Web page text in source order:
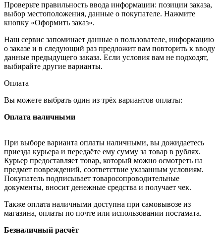
Проверьте правильность ввода информации: позиции заказа,
выбор местоположения, данные о покупателе. Нажмите
кнопку «Оформить заказ».
Наш сервис запоминает данные о пользователе, информацию
о заказе и в следующий раз предложит вам повторить к вводу
данные предыдущего заказа. Если условия вам не подходят,
выбирайте другие варианты.
Оплата
Вы можете выбрать один из трёх вариантов оплаты:
Оплата наличными
При выборе варианта оплаты наличными, вы дожидаетесь
приезда курьера и передаёте ему сумму за товар в рублях.
Курьер предоставляет товар, который можно осмотреть на
предмет повреждений, соответствие указанным условиям.
Покупатель подписывает товаросопроводительные
документы, вносит денежные средства и получает чек.
Также оплата наличными доступна при самовывозе из
магазина, оплаты по почте или использовании постамата.
Безналичный расчёт